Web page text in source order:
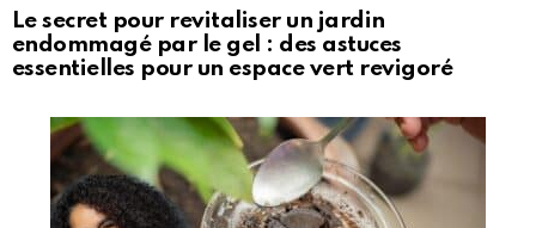
Le secret pour revitaliser un jardin
endommagé par le gel : des astuces
essentielles pour un espace vert revigoré